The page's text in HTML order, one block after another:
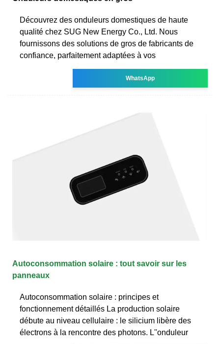
Découvrez des onduleurs domestiques de haute
qualité chez SUG New Energy Co., Ltd. Nous
fournissons des solutions de gros de fabricants de
confiance, parfaitement adaptées à vos
WhatsApp
Autoconsommation solaire : tout savoir sur les
panneaux
Autoconsommation solaire : principes et
fonctionnement détaillés La production solaire
débute au niveau cellulaire : le silicium libère des
électrons à la rencontre des photons. L''onduleur